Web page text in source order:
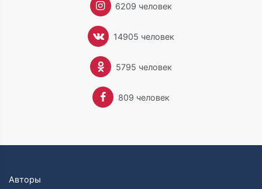
6209 человек
14905 человек
5795 человек
809 человек
Авторы